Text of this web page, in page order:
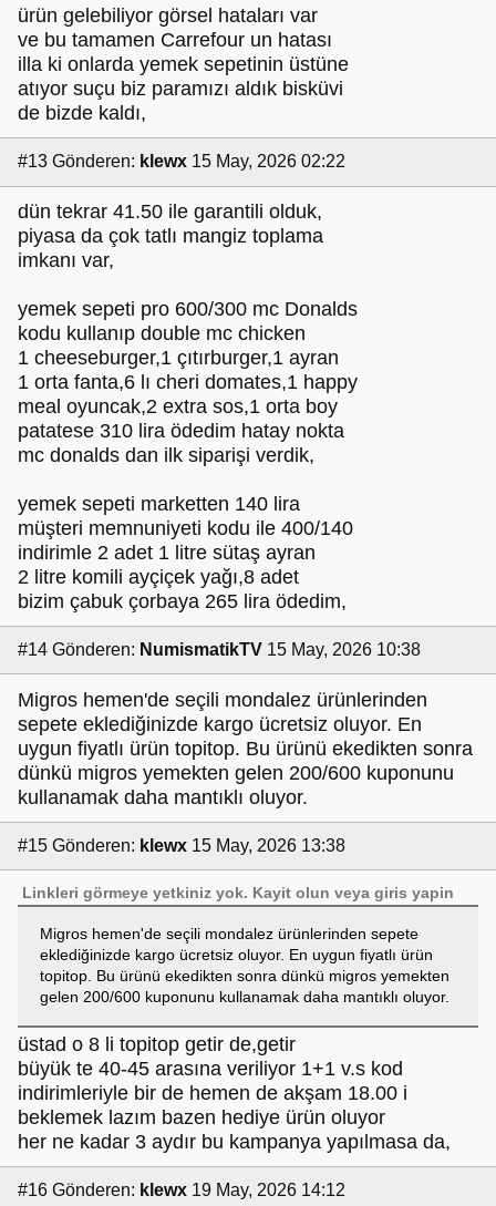
ürün gelebiliyor görsel hataları var
ve bu tamamen Carrefour un hatası
illa ki onlarda yemek sepetinin üstüne
atıyor suçu biz paramızı aldık bisküvi
de bizde kaldı,
#13 Gönderen: klewx 15 May, 2026 02:22
dün tekrar 41.50 ile garantili olduk,
piyasa da çok tatlı mangiz toplama
imkanı var,
yemek sepeti pro 600/300 mc Donalds
kodu kullanıp double mc chicken
1 cheeseburger,1 çıtırburger,1 ayran
1 orta fanta,6 lı cheri domates,1 happy
meal oyuncak,2 extra sos,1 orta boy
patatese 310 lira ödedim hatay nokta
mc donalds dan ilk siparişi verdik,
yemek sepeti marketten 140 lira
müşteri memnuniyeti kodu ile 400/140
indirimle 2 adet 1 litre sütaş ayran
2 litre komili ayçiçek yağı,8 adet
bizim çabuk çorbaya 265 lira ödedim,
#14 Gönderen: NumismatikTV 15 May, 2026 10:38
Migros hemen'de seçili mondalez ürünlerinden
sepete eklediğinizde kargo ücretsiz oluyor. En
uygun fiyatlı ürün topitop. Bu ürünü ekedikten sonra
dünkü migros yemekten gelen 200/600 kuponunu
kullanamak daha mantıklı oluyor.
#15 Gönderen: klewx 15 May, 2026 13:38
Linkleri görmeye yetkiniz yok. Kayit olun veyagiris yapin
Migros hemen'de seçili mondalez ürünlerinden sepete
eklediğinizde kargo ücretsiz oluyor. En uygun fiyatlı ürün
topitop. Bu ürünü ekedikten sonra dünkü migros yemekten
gelen 200/600 kuponunu kullanamak daha mantıklı oluyor.
üstad o 8 li topitop getir de,getir
büyük te 40-45 arasına veriliyor 1+1 v.s kod
indirimleriyle bir de hemen de akşam 18.00 i
beklemek lazım bazen hediye ürün oluyor
her ne kadar 3 aydır bu kampanya yapılmasa da,
#16 Gönderen: klewx 19 May, 2026 14:12